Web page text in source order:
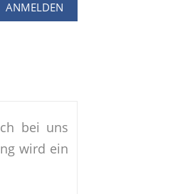
bei uns
wird ein